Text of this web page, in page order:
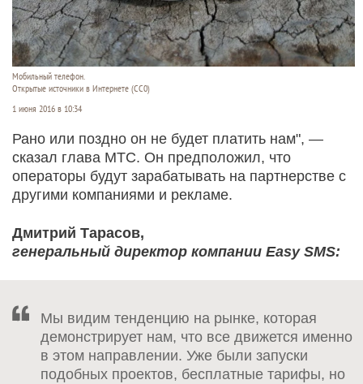
Мобильный телефон.
Открытые источники в Интернете (СС0)
1 июня 2016 в 10:34
Рано или поздно он не будет платить нам", —
сказал глава МТС. Он предположил, что
операторы будут зарабатывать на партнерстве с
другими компаниями и рекламе.
Дмитрий Тарасов,
генеральный директор компании Easy SMS:
Мы видим тенденцию на рынке, которая
демонстрирует нам, что все движется именно
в этом направлении. Уже были запуски
подобных проектов, бесплатные тарифы, но